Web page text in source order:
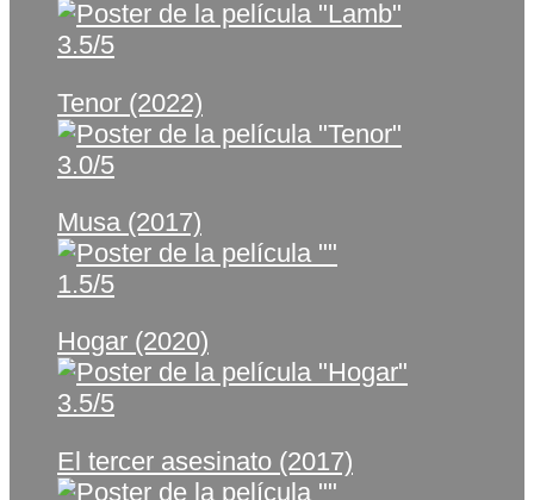
3.5/5
Tenor (2022)
3.0/5
Musa (2017)
1.5/5
Hogar (2020)
3.5/5
El tercer asesinato (2017)